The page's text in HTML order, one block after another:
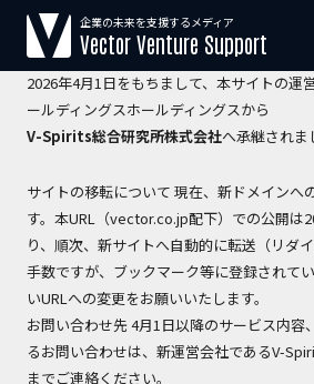
【運営会社変更のお知
2026年4月1日をもちまして、本サイトの運
ールディングスホールディングスから
V-Spirits総合研究所株式会社へ承継されま
サイトの移転について 現在、新ドメインへ
す。本URL（vector.co.jp配下）での公開は
り、順次、新サイトへ自動的に転送（リダ
手数ですが、ブックマーク等に登録されて
いURLへの変更をお願いいたします。
お問い合わせ先 4月1日以降のサービス内容
るお問い合わせは、新運営会社であるV-
までご連絡ください。
企業の未来を支援するメディア
Vector Venture Support